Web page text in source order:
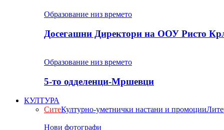
Образование низ времето
Досегашни Директори на ООУ Ристо
Образование низ времето
5-то одделенци-Мршевци
КУЛТУРА
СитеКултурно-уметнички настани и промоции
Нови фотографи